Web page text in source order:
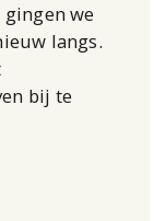
gingen we
langs.
bij te